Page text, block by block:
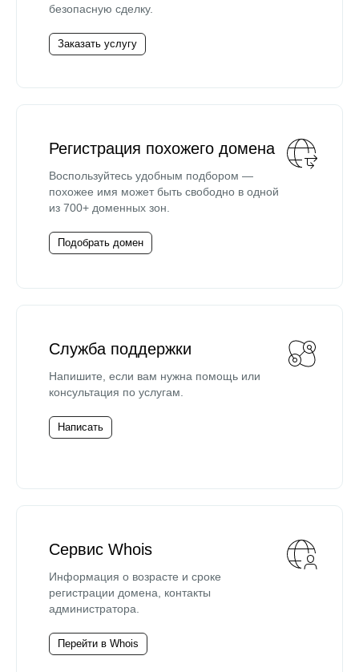
безопасную сделку.
Заказать услугу
Регистрация похожего домена
Воспользуйтесь удобным подбором —
похожее имя может быть свободно в одной
из 700+ доменных зон.
Подобрать домен
Служба поддержки
Напишите, если вам нужна помощь или
консультация по услугам.
Написать
Сервис Whois
Информация о возрасте и сроке
регистрации домена, контакты
администратора.
Перейти в Whois